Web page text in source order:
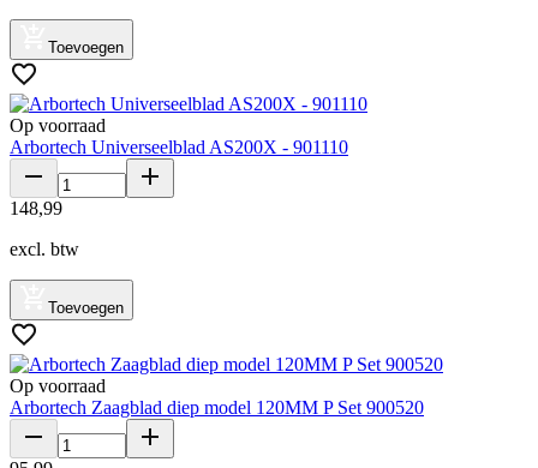
Toevoegen
Op voorraad
Arbortech Universeelblad AS200X - 901110
148,99
excl. btw
Toevoegen
Op voorraad
Arbortech Zaagblad diep model 120MM P Set 900520